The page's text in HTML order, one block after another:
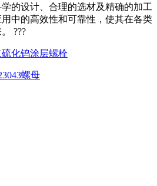
的设计、合理的选材及精确的加工
中的高效性和可靠性，使其在各类
???
化钨涂层螺栓
螺母